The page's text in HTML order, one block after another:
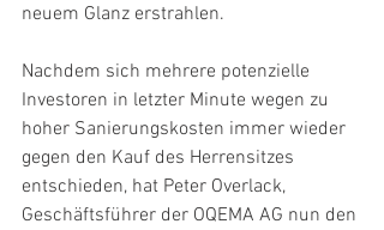
neuem Glanz erstrahlen.
Nachdem sich mehrere potenzielle
Investoren in letzter Minute wegen zu
hoher Sanierungskosten immer wieder
gegen den Kauf des Herrensitzes
entschieden, hat Peter Overlack,
Geschäftsführer der OQEMA AG nun den